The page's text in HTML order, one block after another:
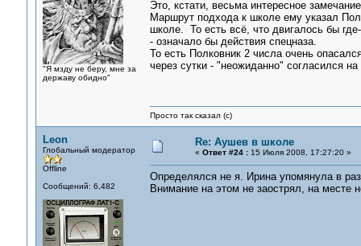
"Я мзду не беру, мне за
державу обидно"
Это, кстати, весьма интересное
Маршрут подхода к школе ему указал
школе. То есть всё, что двигалось бы
- означало бы действия спецназа.
То есть Полковник 2 числа очень
через сутки - "неожиданно" согласился
Просто так сказал (с)
Leon
Глобальный модератор
Offline
Сообщений: 6,482
Re: Аушев в школе
« Ответ #24 :15 Июля 2008, 17:27:20 »
Определялся не я. Ирина упомянула в
Внимание на этом не заострял, на месте